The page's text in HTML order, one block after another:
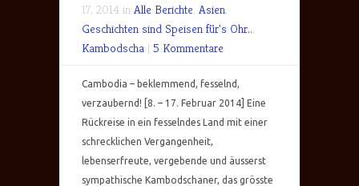
17, 2014 in Alle Berichte, Asien,
Geschichten sind Speisen für's Ohr..,
Kambodscha | 5 Kommentare
Cambodia – beklemmend, fesselnd,
verzaubernd! [8. – 17. Februar 2014] Eine
Rückreise in ein fesselndes Land mit einer
schrecklichen Vergangenheit,
lebenserfreute, vergebende und äusserst
sympathische Kambodschaner, das grösste